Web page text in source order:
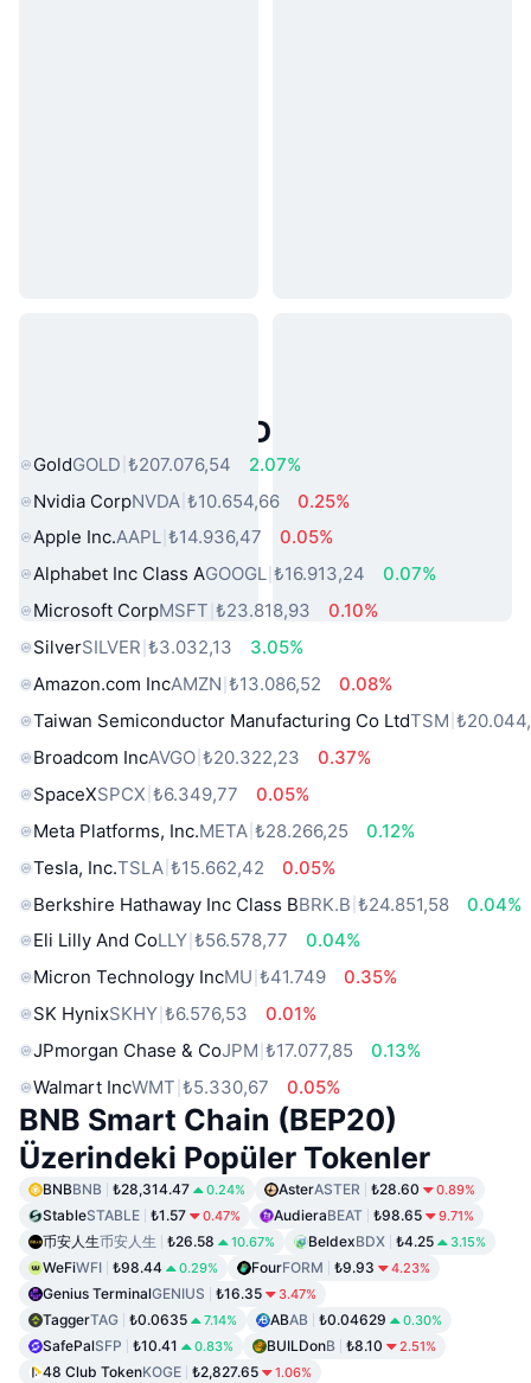
Popüler Gerçek Dünya Varlıkları
GoldGOLD ₺207.076,54
2.07%
Nvidia CorpNVDA ₺10.654,66
0.25%
Apple Inc.AAPL ₺14.936,47
0.05%
Alphabet Inc Class AGOOGL ₺16.913,24
0.07%
Microsoft CorpMSFT ₺23.818,93
0.10%
SilverSILVER ₺3.032,13
3.05%
Amazon.com IncAMZN ₺13.086,52
0.08%
Taiwan Semiconductor Manufacturing Co LtdTSM
Broadcom IncAVGO ₺20.322,23
0.37%
SpaceXSPCX ₺6.349,77
0.05%
Meta Platforms, Inc.META ₺28.266,25
0.12%
Tesla, Inc.TSLA ₺15.662,42
0.05%
Berkshire Hathaway Inc Class BBRK.B ₺24.851,58
0.04%
Eli Lilly And CoLLY ₺56.578,77
0.04%
Micron Technology IncMU ₺41.749
0.35%
SK HynixSKHY ₺6.576,53
0.01%
JPmorgan Chase & CoJPM ₺17.077,85
0.13%
Walmart IncWMT ₺5.330,67 0.05%
BNB Smart Chain (BEP20)
Üzerindeki Popüler Tokenler
BNBBNB ₺28,314.47 0.24% AsterASTER ₺28.60 0.89%
StableSTABLE ₺1.57 0.47% AudieraBEAT ₺98.65 9.71%
币安人生币安人生 ₺26.58 10.67% BeldexBDX ₺4.25 3.15%
WeFiWFI ₺98.44 0.29% FourFORM ₺9.93 4.23%
Genius TerminalGENIUS ₺16.35 3.47%
TaggerTAG ₺0.0635 7.14% ABAB ₺0.04629 0.30%
SafePalSFP ₺10.41 0.83% BUILDonB ₺8.10 2.51%
48 Club TokenKOGE ₺2,827.65 1.06%